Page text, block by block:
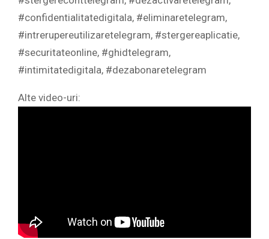
#confidentialitatedigitala, #eliminaretelegram,
#intrerupereutilizaretelegram, #stergereaplicatie,
#securitateonline, #ghidtelegram,
#intimitatedigitala, #dezabonaretelegram
Alte video-uri: